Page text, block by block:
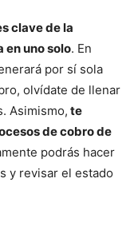
clave de la
uno solo. En
por sí sola
olvídate de llenar
Asimismo, te
de cobro de
podrás hacer
y revisar el estado